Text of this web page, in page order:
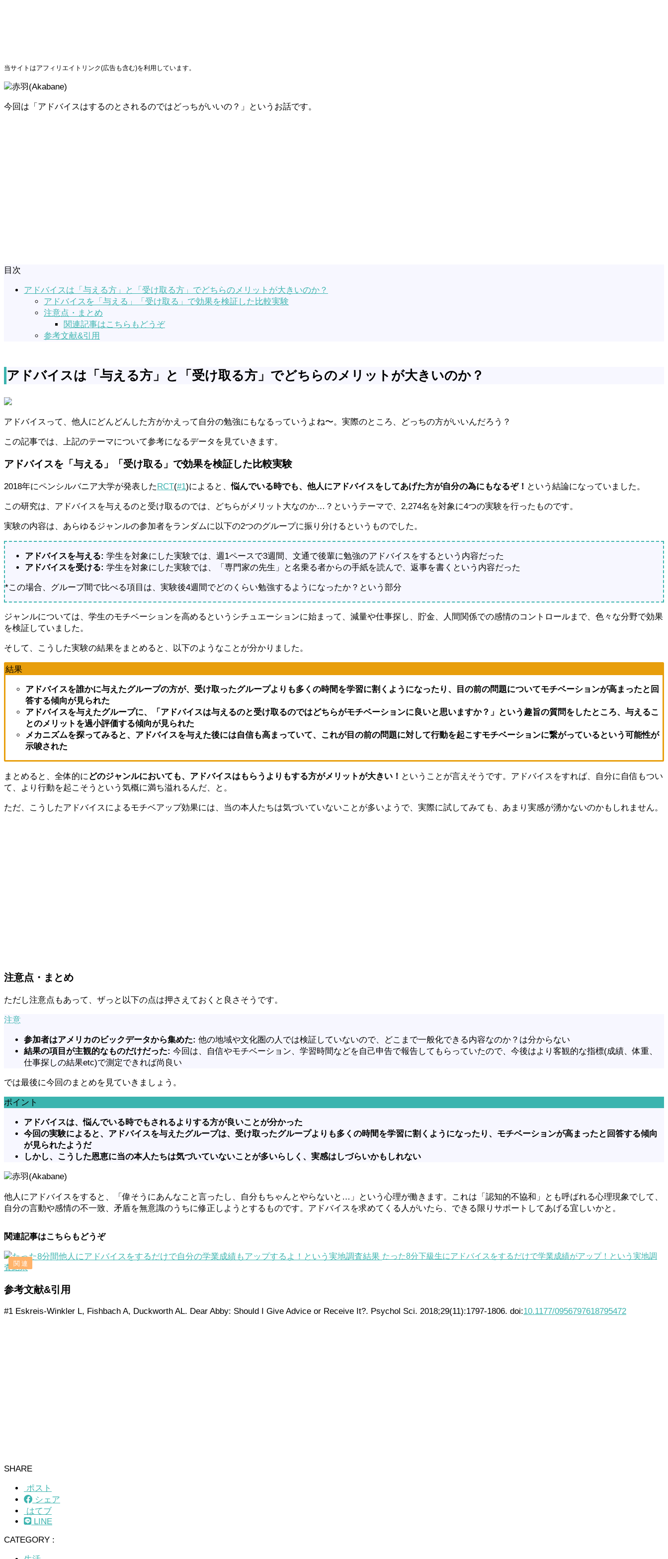
当サイトはアフィリエイトリンク(広告も含む)を利用しています。
赤羽(Akabane)
今回は「アドバイスはするのとされるのではどっちがいいの？」というお話です。
目次
アドバイスは「与える方」と「受け取る方」でどちらのメリットが大きいのか？
アドバイスを「与える」「受け取る」で効果を検証した比較実験
注意点・まとめ
関連記事はこちらもどうぞ
参考文献&引用
アドバイスは「与える方」と「受け取る方」でどちらのメリットが大きいのか？
アドバイスって、他人にどんどんした方がかえって自分の勉強にもなるっていうよね〜。実際のところ、どっちの方がいいんだろう？
この記事では、上記のテーマについて参考になるデータを見ていきます。
アドバイスを「与える」「受け取る」で効果を検証した比較実験
2018年にペンシルバニア大学が発表した RCT(#1)によると、悩んでいる時でも、他人にアドバイスをしてあげた方が自分の為にもなるぞ！ という結論になっていました。
この研究は、アドバイスを与えるのと受け取るのでは、どちらがメリット大なのか…？というテーマで、2,274名を対象に4つの実験を行ったものです。
実験の内容は、あらゆるジャンルの参加者をランダムに以下の2つのグループに振り分けるというものでした。
アドバイスを与える: 学生を対象にした実験では、週1ペースで3週間、文通で後輩に勉強のアドバイスをするという内容だった
アドバイスを受ける: 学生を対象にした実験では、「専門家の先生」と名乗る者からの手紙を読んで、返事を書くという内容だった
*この場合、グループ間で比べる項目は、実験後4週間でどのくらい勉強するようになったか？という部分
ジャンルについては、学生のモチベーションを高めるというシチュエーションに始まって、減量や仕事探し、貯金、人間関係での感情のコントロールまで、色々な分野で効果
を検証していました。
そして、こうした実験の結果をまとめると、以下のようなことが分かりました。
結果
アドバイスを誰かに与えたグループの方が、受け取ったグループよりも多くの時間を学習に割くようになったり、目の前の問題についてモチベーションが高まったと回
答する傾向が見られた
アドバイスを与えたグループに、「アドバイスは与えるのと受け取るのではどちらがモチベーションに良いと思いますか？」という趣旨の質問をしたところ、与えるこ
とのメリットを過小評価する傾向が見られた
メカニズムを探ってみると、アドバイスを与えた後には自信も高まっていて、これが目の前の問題に対して行動を起こすモチベーションに繋がっているという可能性が
示唆された
まとめると、全体的に どのジャンルにおいても、アドバイスはもらうよりもする方がメリットが大きい！ ということが言えそうです。アドバイスをすれば、自分に自信もつい
て、より行動を起こそうという気概に満ち溢れるんだ、と。
ただ、こうしたアドバイスによるモチベアップ効果には、当の本人たちは気づいていないことが多いようで、実際に試してみても、あまり実感が湧かないのかもしれません。
注意点・まとめ
ただし注意点もあって、ザっと以下の点は押さえておくと良さそうです。
注意
参加者はアメリカのビックデータから集めた: 他の地域や文化圏の人では検証していないので、どこまで一般化できる内容なのか？は分からない
結果の項目が主観的なものだけだった: 今回は、自信やモチベーション、学習時間などを自己申告で報告してもらっていたので、今後はより客観的な指標(成績、体重、
仕事探しの結果etc)で測定できれば尚良い
では最後に今回のまとめを見ていきましょう。
ポイント
アドバイスは、悩んでいる時でもされるよりする方が良いことが分かった
今回の実験によると、アドバイスを与えたグループは、受け取ったグループよりも多くの時間を学習に割くようになったり、モチベーションが高まったと回答する傾向
が見られたようだ
しかし、こうした恩恵に当の本人たちは気づいていないことが多いらしく、実感はしづらいかもしれない
赤羽(Akabane)
他人にアドバイスをすると、「偉そうにあんなこと言ったし、自分もちゃんとやらないと…」という心理が働きます。これは「認知的不協和」とも呼ばれる心理現象でして、
自分の言動や感情の不一致、矛盾を無意識のうちに修正しようとするものです。アドバイスを求めてくる人がいたら、できる限りサポートしてあげる宜しいかと。
関連記事はこちらもどうぞ
たった8分下級生にアドバイスをするだけで学業成績がアップ！という実地調
査結果
参考文献&引用
#1 Eskreis-Winkler L, Fishbach A, Duckworth AL. Dear Abby: Should I Give Advice or Receive It?. Psychol Sci. 2018;29(11):1797-1806. doi:10.1177/0956797618795472
SHARE
ポスト
シェア
はてブ
LINE
CATEGORY :